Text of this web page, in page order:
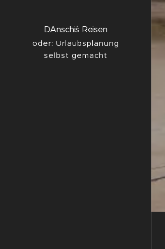
DAnschi´s Reisen
oder: Urlaubsplanung
selbst gemacht